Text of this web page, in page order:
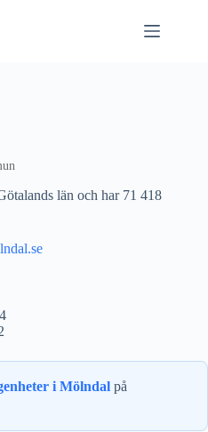
län och har 71 418
i Mölndal på